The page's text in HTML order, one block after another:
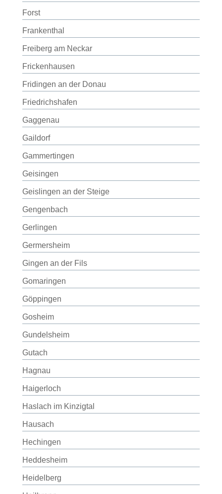
Forst
Frankenthal
Freiberg am Neckar
Frickenhausen
Fridingen an der Donau
Friedrichshafen
Gaggenau
Gaildorf
Gammertingen
Geisingen
Geislingen an der Steige
Gengenbach
Gerlingen
Germersheim
Gingen an der Fils
Gomaringen
Göppingen
Gosheim
Gundelsheim
Gutach
Hagnau
Haigerloch
Haslach im Kinzigtal
Hausach
Hechingen
Heddesheim
Heidelberg